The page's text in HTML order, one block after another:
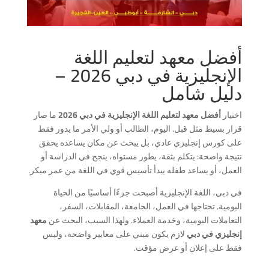
أفضل معهد لتعليم اللغة
الإنجليزية في دبي 2026 –
دليل شامل
اختيارأفضل معهد لتعليم اللغة الإنجليزية في دبي 2026
ما صار
قرار بسيط مثل قبل. اليوم، الطالب أو ولي الأمر ما يدور فقط
على كورس إنجليزي عادي، بل يبحث عن مكان يساعده يحقق
نتيجة واضحة: يتكلم بثقة، يطور مستواه، ينجح في الدراسة أو
العمل، أو يساعد طفله يبدأ تأسيس قوي في اللغة من عمر مبكر.
في دبي، اللغة الإنجليزية أصبحت جزءًا أساسيًا من الحياة
اليومية. تحتاجها في العمل، الجامعة، المقابلات، السفر،
التعاملات اليومية، وخدمة العملاء. ولهذا السبب، البحث عنمعهد
إنجليزي في دبيلازم يكون مبني على معايير واضحة، وليس
فقط على إعلان أو عرض مؤقت.